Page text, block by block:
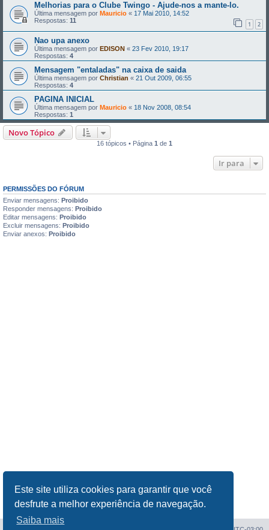
Este site utiliza cookies para garantir que você
desfrute a melhor experiência de navegação.
Saiba mais
Melhorias para o Clube Twingo - Ajude-nos a mante-lo.
Última mensagem por Mauricio « 17 Mai 2010, 14:52
Respostas: 11 1 2
Nao upa anexo
Última mensagem por EDISON « 23 Fev 2010, 19:17
Respostas: 4
Mensagem "entaladas" na caixa de saida
Última mensagem por Christian « 21 Out 2009, 06:55
Respostas: 4
PAGINA INICIAL
Última mensagem por Mauricio « 18 Nov 2008, 08:54
Respostas: 1
Novo Tópico
16 tópicos • Página 1 de 1
Ir para
PERMISSÕES DO FÓRUM
Enviar mensagens: Proibido
Responder mensagens: Proibido
Editar mensagens: Proibido
Excluir mensagens: Proibido
Enviar anexos: Proibido